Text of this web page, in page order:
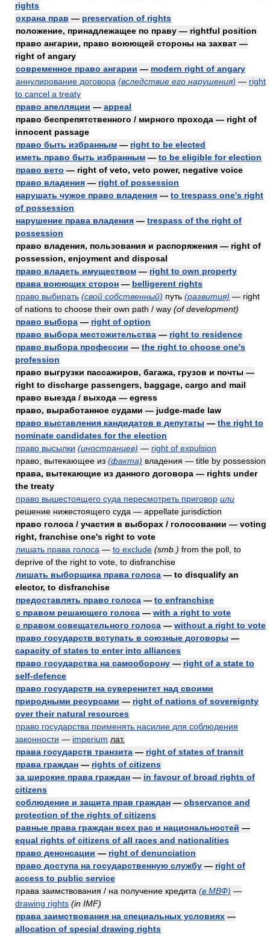
rights
охрана прав — preservation of rights
положение, принадлежащее по праву — rightful position
право ангарии, право воюющей стороны на захват —
right of angary
современное право ангарии — modern right of angary
аннулирование договора (вследствие его нарушения) — right
to cancel a treaty
право апелляции — appeal
право беспрепятственного / мирного прохода — right of
innocent passage
право быть избранным — right to be elected
иметь право быть избранным — to be eligible for election
право вето — right of veto, veto power, negative voice
право владения — right of possession
нарушать чужое право владения — to trespass one's right
of possession
нарушение права владения — trespass of the right of
possession
право владения, пользования и распоряжения — right of
possession, enjoyment and disposal
право владеть имуществом — right to own property
права воюющих сторон — belligerent rights
право выбирать (свой собственный) путь (развития) — right
of nations to choose their own path / way (of development)
право выбора — right of option
право выбора местожительства — right to residence
право выбора профессии — the right to choose one's
profession
право выгрузки пассажиров, багажа, грузов и почты —
right to discharge passengers, baggage, cargo and mail
право выезда / выхода — egress
право, выработанное судами — judge-made law
право выставления кандидатов в депутаты — the right to
nominate candidates for the election
право высылки (иностранцев) — right of expulsion
право, вытекающее из (факта) владения — title by possession
права, вытекающие из данного договора — rights under
the treaty
право вышестоящего суда пересмотреть приговор или
решение нижестоящего суда — appellate jurisdiction
право голоса / участия в выборах / голосовании — voting
right, franchise one's right to vote
лишать права голоса — to exclude (smb.) from the poll, to
deprive of the right to vote, to disfranchise
лишать выборщика права голоса — to disqualify an
elector, to disfranchise
предоставлять право голоса — to enfranchise
с правом решающего голоса — with a right to vote
с правом совещательного голоса — without a right to vote
право государств вступать в союзные договоры —
capacity of states to enter into alliances
право государства на самооборону — right of a state to
self-defence
право государств на суверенитет над своими
природными ресурсами — right of nations of sovereignty
over their natural resources
право государства применять насилие для соблюдения
законности — imperium лат.
права государств транзита — right of states of transit
права граждан — rights of citizens
за широкие права граждан — in favour of broad rights of
citizens
соблюдение и защита прав граждан — observance and
protection of the rights of citizens
равные права граждан всех рас и национальностей —
equal rights of citizens of all races and nationalities
право денонсации — right of denunciation
право доступа на государственную службу — right of
access to public service
права заимствования / на получение кредита (в МВФ) —
drawing rights (in IMF)
права заимствования на специальных условиях —
allocation of special drawing rights